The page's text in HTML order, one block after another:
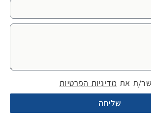
ת את מדיניות הפרטיות
שליחה